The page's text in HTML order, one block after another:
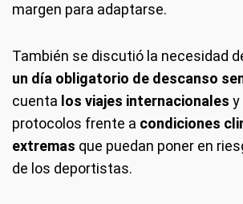
margen para adaptarse.
También se discutió la necesidad
un día obligatorio de descanso
cuenta los viajes internacionales y
protocolos frente a condiciones
extremas que puedan poner en
de los deportistas.